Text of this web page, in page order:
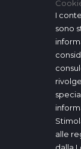
I
sono
alle